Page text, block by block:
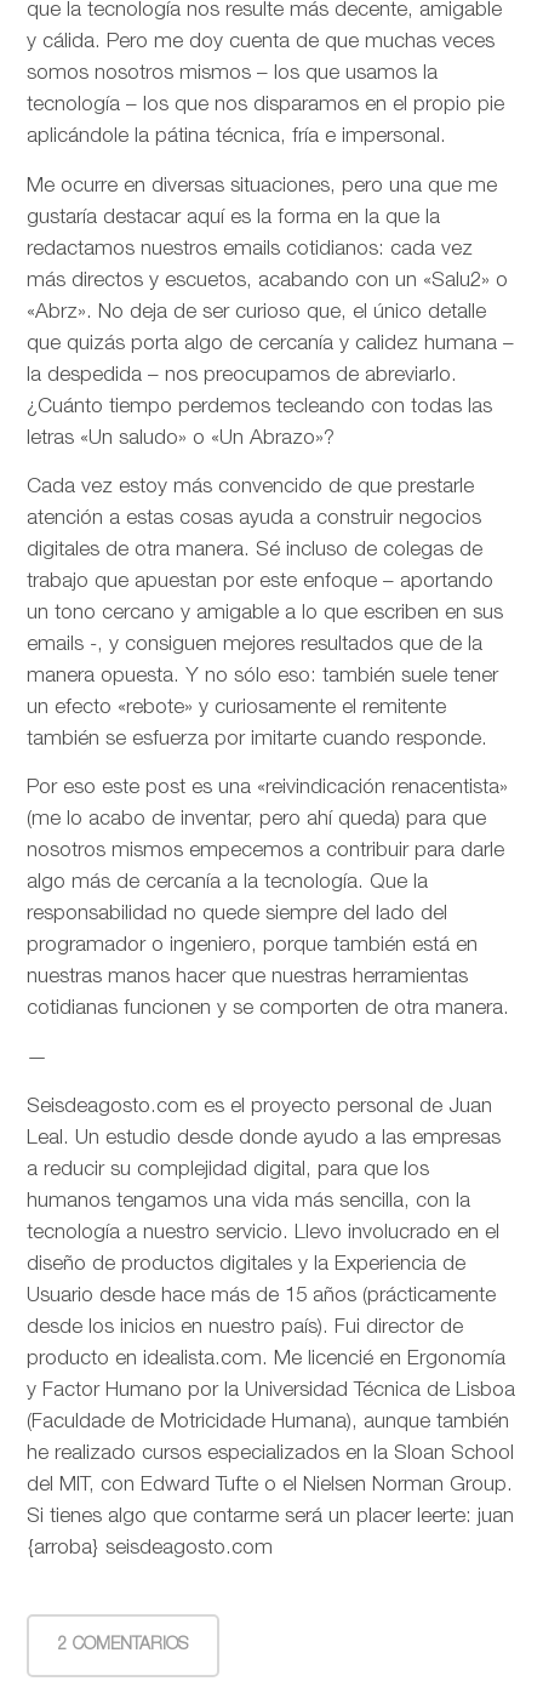
que la tecnología nos resulte más decente, amigable
y cálida. Pero me doy cuenta de que muchas veces
somos nosotros mismos – los que usamos la
tecnología – los que nos disparamos en el propio pie
aplicándole la pátina técnica, fría e impersonal.
Me ocurre en diversas situaciones, pero una que me
gustaría destacar aquí es la forma en la que la
redactamos nuestros emails cotidianos: cada vez
más directos y escuetos, acabando con un «Salu2» o
«Abrz». No deja de ser curioso que, el único detalle
que quizás porta algo de cercanía y calidez humana –
la despedida – nos preocupamos de abreviarlo.
¿Cuánto tiempo perdemos tecleando con todas las
letras «Un saludo» o «Un Abrazo»?
Cada vez estoy más convencido de que prestarle
atención a estas cosas ayuda a construir negocios
digitales de otra manera. Sé incluso de colegas de
trabajo que apuestan por este enfoque – aportando
un tono cercano y amigable a lo que escriben en sus
emails -, y consiguen mejores resultados que de la
manera opuesta. Y no sólo eso: también suele tener
un efecto «rebote» y curiosamente el remitente
también se esfuerza por imitarte cuando responde.
Por eso este post es una «reivindicación renacentista»
(me lo acabo de inventar, pero ahí queda) para que
nosotros mismos empecemos a contribuir para darle
algo más de cercanía a la tecnología. Que la
responsabilidad no quede siempre del lado del
programador o ingeniero, porque también está en
nuestras manos hacer que nuestras herramientas
cotidianas funcionen y se comporten de otra manera.
—
Seisdeagosto.com es el proyecto personal de Juan
Leal. Un estudio desde donde ayudo a las empresas
a reducir su complejidad digital, para que los
humanos tengamos una vida más sencilla, con la
tecnología a nuestro servicio. Llevo involucrado en el
diseño de productos digitales y la Experiencia de
Usuario desde hace más de 15 años (prácticamente
desde los inicios en nuestro país). Fui director de
producto en idealista.com. Me licencié en Ergonomía
y Factor Humano por la Universidad Técnica de Lisboa
(Faculdade de Motricidade Humana), aunque también
he realizado cursos especializados en la Sloan School
del MIT, con Edward Tufte o el Nielsen Norman Group.
Si tienes algo que contarme será un placer leerte: juan
{arroba} seisdeagosto.com
2 COMENTARIOS